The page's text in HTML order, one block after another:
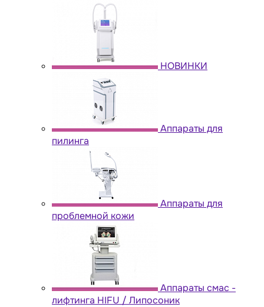
НОВИНКИ
Аппараты для
пилинга
Аппараты для
проблемной кожи
Аппараты cмас -
лифтинга HIFU / Липосоник